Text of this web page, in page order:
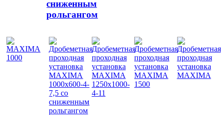
сниженным
рольгангом